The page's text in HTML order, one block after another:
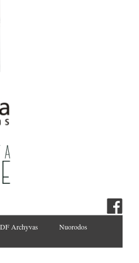
Archyvas
Nuorodos